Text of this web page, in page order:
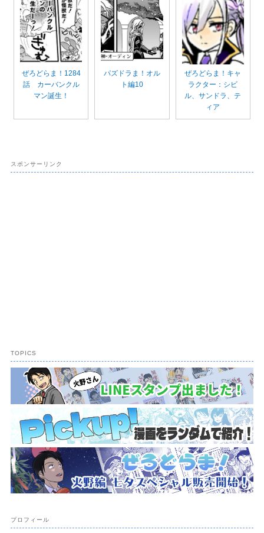
ぜろどらま！1284
話 カーバンクル
マン誕生！
パズドラま！オル
ト編10
ぜろどらま！キャ
ラクター：シビ
ル、サンドラ、テ
ィア
スポンサーリンク
TOPICS
プロフィール